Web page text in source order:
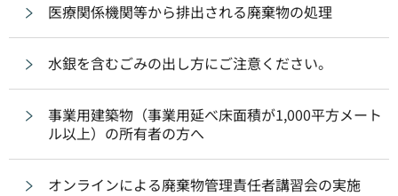
医療関係機関等から排出される廃棄物の処理
水銀を含むごみの出し方にご注意ください。
事業用建築物（事業用延べ床面積が1,000平方メート
ル以上）の所有者の方へ
オンラインによる廃棄物管理責任者講習会の実施